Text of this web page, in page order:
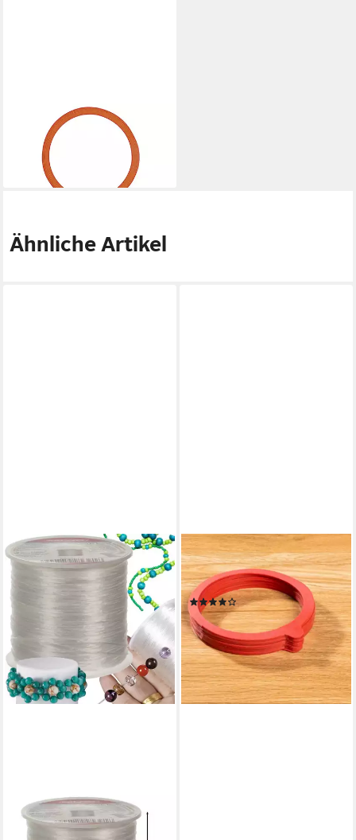
Frischhaltedeckel
9,96 €
lieferbar - in 2-3 Werktagen bei dir
Ähnliche Artikel
HAUSHALT INTERNATIONAL
Einkochring Ersatzringe für
Einkochgläser im 10er Set
(1)
2,49 €
lieferbar - in 9-11 Werktagen bei
dir